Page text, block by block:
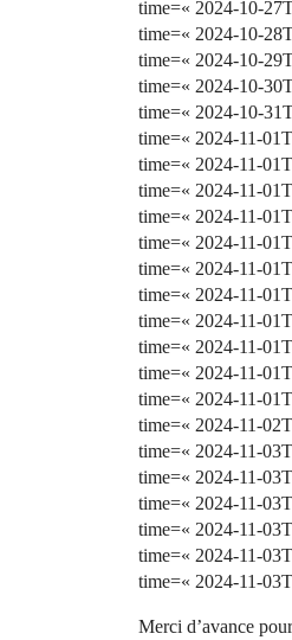
time=« 2024-10-
time=« 2024-10-
time=« 2024-10-
time=« 2024-10-
time=« 2024-10-
time=« 2024-11-
time=« 2024-11-
time=« 2024-11-
time=« 2024-11-
time=« 2024-11-
time=« 2024-11-
time=« 2024-11-
time=« 2024-11-
time=« 2024-11-
time=« 2024-11-
time=« 2024-11-
time=« 2024-11-
time=« 2024-11-
time=« 2024-11-
time=« 2024-11-
time=« 2024-11-
time=« 2024-11-
time=« 2024-11-
Merci d’avance